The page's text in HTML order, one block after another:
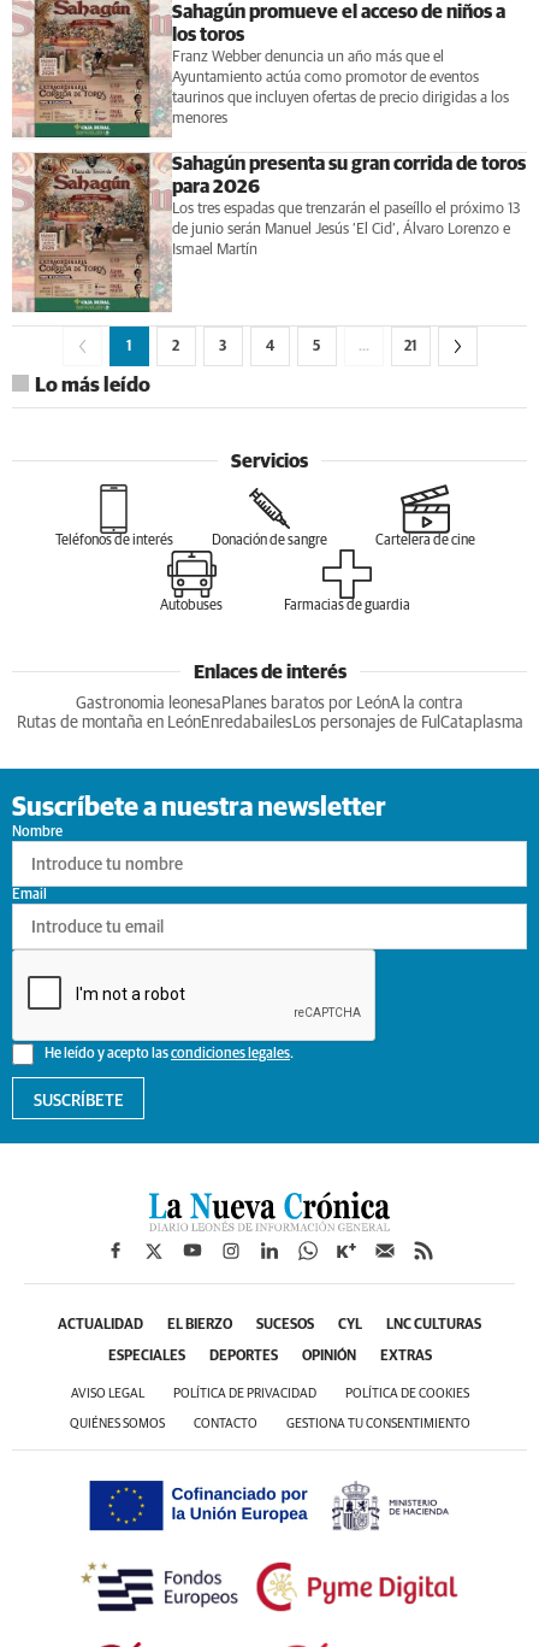
Sahagún promueve el acceso de niños a
los toros
Franz Webber denuncia un año más que el
Ayuntamiento actúa como promotor de eventos
taurinos que incluyen ofertas de precio dirigidas a los
menores
Sahagún presenta su gran corrida de toros
para 2026
Los tres espadas que trenzarán el paseíllo el próximo 13
de junio serán Manuel Jesús ‘El Cid’, Álvaro Lorenzo e
Ismael Martín
1 2 3 4 5 … 21
Lo más leído
Servicios
Teléfonos de interés Donación de sangre Cartelera de cine
Autobuses Farmacias de guardia
Enlaces de interés
Gastronomia leonesa Planes baratos por LeónA la contra
Rutas de montaña en LeónEnredabailesLos personajes de Ful Cataplasma
Suscríbete a nuestra newsletter
Nombre
He leído y acepto lascondiciones legales.
Email
SUSCRÍBETE
ACTUALIDAD EL BIERZO SUCESOS CYL LNC CULTURAS
ESPECIALES DEPORTES OPINIÓN EXTRAS
AVISO LEGAL POLÍTICA DE PRIVACIDAD POLÍTICA DE COOKIES
QUIÉNES SOMOS CONTACTO GESTIONA TU CONSENTIMIENTO